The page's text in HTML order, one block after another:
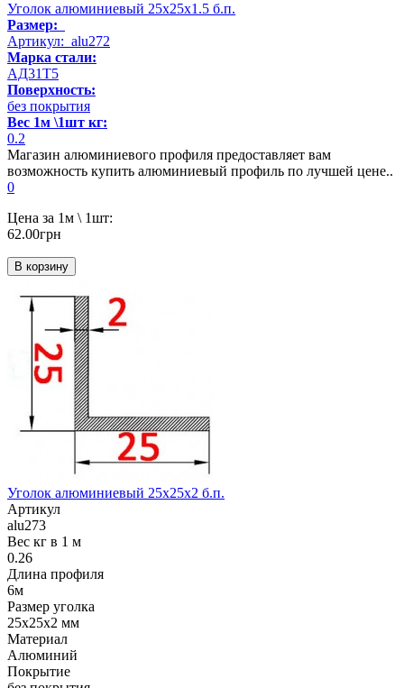
Уголок алюминиевый 25х25х1.5 б.п.
Размер:
Артикул: alu272
Марка стали:
АД31Т5
Поверхность:
без покрытия
Вес 1м \1шт кг:
0.2
Магазин алюминиевого профиля предоставляет вам
возможность купить алюминиевый профиль по лучшей цене..
0
Цена за 1м \ 1шт:
62.00грн
В корзину
Уголок алюминиевый 25х25х2 б.п.
Артикул
alu273
Вес кг в 1 м
0.26
Длина профиля
6м
Размер уголка
25х25х2 мм
Материал
Алюминий
Покрытие